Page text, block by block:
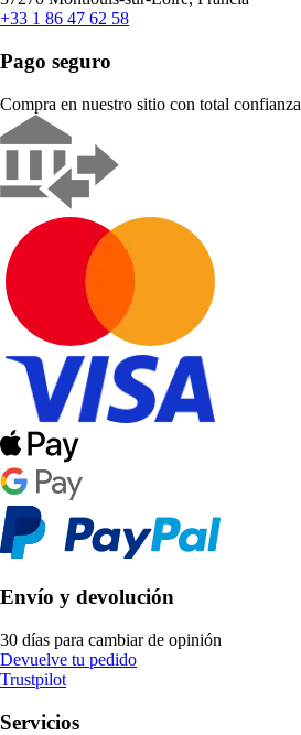
+33 1 86 47 62 58
Pago seguro
Compra en nuestro sitio con total confianza
Envío y devolución
30 días para cambiar de opinión
Devuelve tu pedido
Trustpilot
Servicios